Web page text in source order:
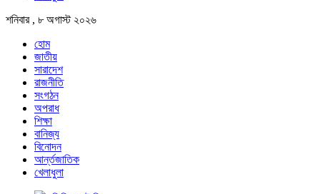
শনিবার , ৮ অগাস্ট ২০২৬
হোম
জাতীয়
সারাদেশ
রাজনীতি
সংগঠন
অপরাধ
শিক্ষা
বানিজ্য
বিনোদন
আর্ন্তজাতিক
খেলাধুলা